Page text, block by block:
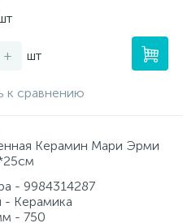
+ шт
к сравнению
Керамин Мари Эрми
- 9984314287
- Керамика
- 750